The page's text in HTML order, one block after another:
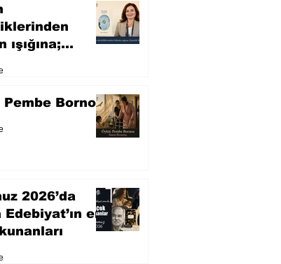
ışığına;
Pembe Bornoz
2026’da
en